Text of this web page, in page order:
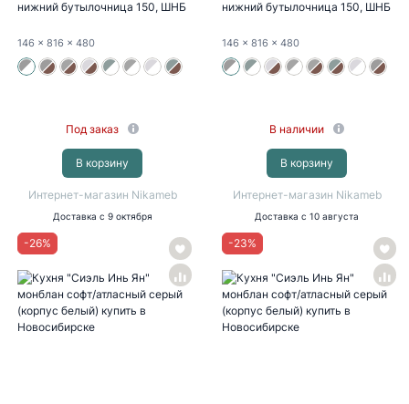
нижний бутылочница 150, ШНБ
146 x 816 x 480
Под заказ
В корзину
Интернет-магазин Nikameb
Доставка с 9 октября
нижний бутылочница 150, ШНБ
146 x 816 x 480
В наличии
В корзину
Интернет-магазин Nikameb
Доставка с 10 августа
-26% -23%